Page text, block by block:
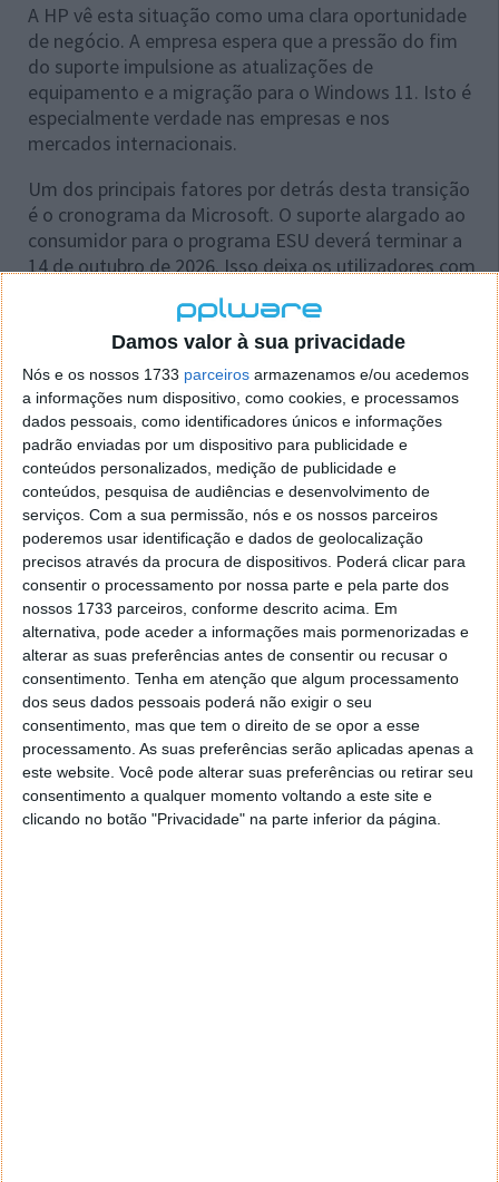
Damos valor à sua privacidade
Nós e os nossos 1733 parceiros armazenamos e/ou acedemos
a informações num dispositivo, como cookies, e processamos
dados pessoais, como identificadores únicos e informações
padrão enviadas por um dispositivo para publicidade e
conteúdos personalizados, medição de publicidade e
conteúdos, pesquisa de audiências e desenvolvimento de
serviços. Com a sua permissão, nós e os nossos parceiros
poderemos usar identificação e dados de geolocalização
precisos através da procura de dispositivos. Poderá clicar para
consentir o processamento por nossa parte e pela parte dos
nossos 1733 parceiros, conforme descrito acima. Em
alternativa, pode aceder a informações mais pormenorizadas e
alterar as suas preferências antes de consentir ou recusar o
consentimento. Tenha em atenção que algum processamento
dos seus dados pessoais poderá não exigir o seu
consentimento, mas que tem o direito de se opor a esse
processamento. As suas preferências serão aplicadas apenas a
este website. Você pode alterar suas preferências ou retirar seu
consentimento a qualquer momento voltando a este site e
clicando no botão "Privacidade" na parte inferior da página.
A HP vê esta situação como uma clara oportunidade
de negócio. A empresa espera que a pressão do fim
do suporte impulsione as atualizações de
equipamento e a migração para o Windows 11. Isto é
especialmente verdade nas empresas e nos
mercados internacionais.
Um dos principais fatores por detrás desta transição
é o cronograma da Microsoft. O suporte alargado ao
consumidor para o programa ESU deverá terminar a
14 de outubro de 2026. Isso deixa os utilizadores com
pouco tempo para atualizar. Além disso, muitos
computadores mais antigos não cumprem os
requisitos técnicos do Windows 11, como o TPM 2.0,
o que pode obrigar os utilizadores a comprar novas
máquinas.
Apesar da resistência inicial, a adopção do Windows
11 continua a crescer. A Microsoft afirma que o seu
sistema operativo mais recente alcançou taxas de
adoção mais rápidas do que o Windows 10 na sua
fase inicial. Isto embora os dados da HP mostrem
que a transição ainda está longe de estar concluída.
Acompanhe o Pplware no Google Notícias
Proponha uma correção, faça uma sugestão
Autor:Pedro Simões